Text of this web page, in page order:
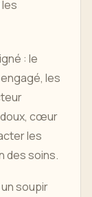
: le
les
doux, cœur
les
des soins.
soupir